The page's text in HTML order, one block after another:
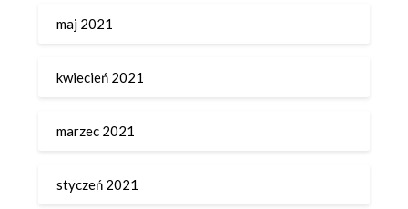
maj 2021
kwiecień 2021
marzec 2021
styczeń 2021